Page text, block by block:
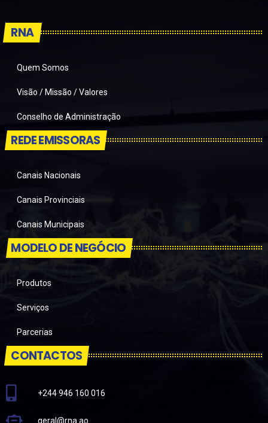
RNA
Quem Somos
Visão / Missão / Valores
Conselho de Administração
REDE EMISSORAS
Canais Nacionais
Canais Provinciais
Canais Municipais
MODELO DE NEGÓCIO
Produtos
Serviços
Parcerias
CONTACTOS
+244 946 160 016
geral@rna.ao